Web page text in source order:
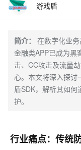
游戏盾
简介：
在数字化业
金融类APP已成为黑
击、CC攻击及流量
心。本文将深入探
盾SDK，解析其如
护。
行业痛点：传统